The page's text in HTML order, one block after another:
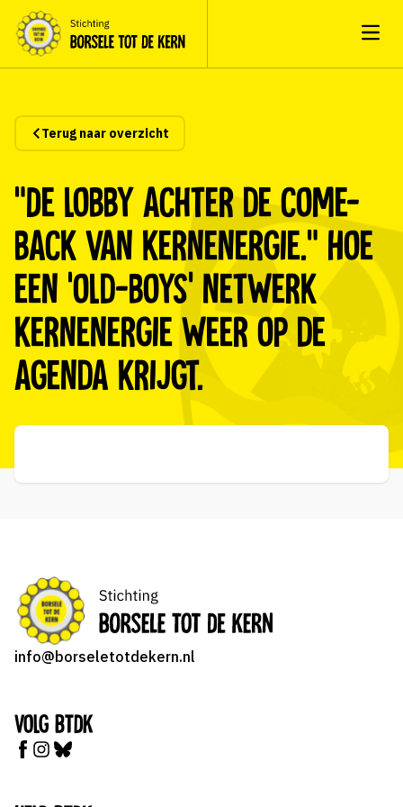
Terug naar overzicht
“De lobby achter de come-
back van kernenergie.” Hoe
een ‘old-boys’ netwerk
kernenergie weer op de
agenda krijgt.
info@borseletotdekern.nl
Volg BTDK